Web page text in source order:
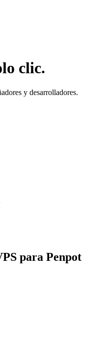
clic.
y desarrolladores.
para Penpot